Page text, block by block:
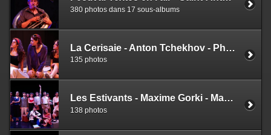
380 photos dans 17 sous-albums
La Cerisaie - Anton Tchekhov - Philippe Sire
135 photos
Les Estivants - Maxime Gorki - Magali Bonat
138 photos